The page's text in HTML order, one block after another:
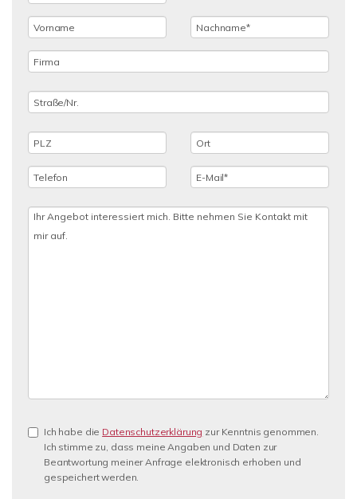
Ich habe die Datenschutzerklärung zur Kenntnis genommen.
Ich stimme zu, dass meine Angaben und Daten zur
Beantwortung meiner Anfrage elektronisch erhoben und
gespeichert werden.